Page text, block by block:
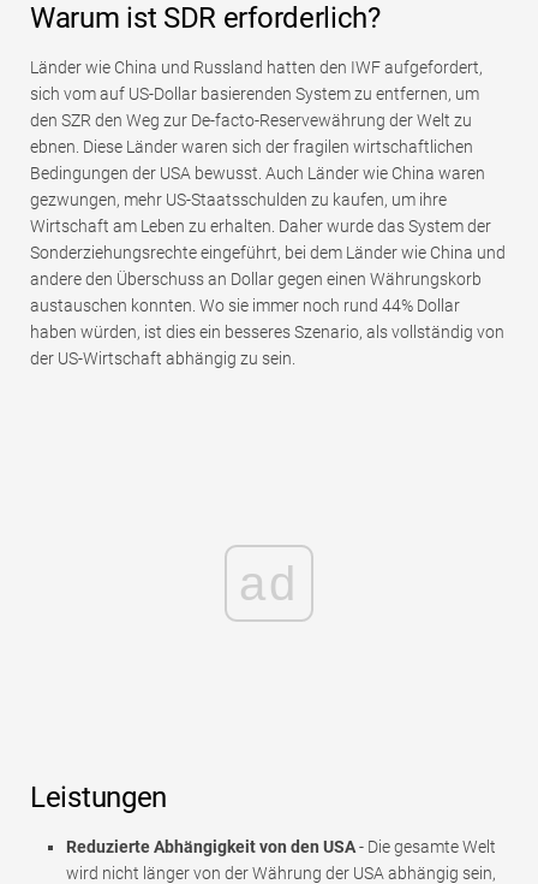
Warum ist SDR erforderlich?
Länder wie China und Russland hatten den IWF aufgefordert,
sich vom auf US-Dollar basierenden System zu entfernen, um
den SZR den Weg zur De-facto-Reservewährung der Welt zu
ebnen. Diese Länder waren sich der fragilen wirtschaftlichen
Bedingungen der USA bewusst. Auch Länder wie China waren
gezwungen, mehr US-Staatsschulden zu kaufen, um ihre
Wirtschaft am Leben zu erhalten. Daher wurde das System der
Sonderziehungsrechte eingeführt, bei dem Länder wie China und
andere den Überschuss an Dollar gegen einen Währungskorb
austauschen konnten. Wo sie immer noch rund 44% Dollar
haben würden, ist dies ein besseres Szenario, als vollständig von
der US-Wirtschaft abhängig zu sein.
ad
Leistungen
Reduzierte Abhängigkeit von den USA- Die gesamte Welt
wird nicht länger von der Währung der USA abhängig sein,